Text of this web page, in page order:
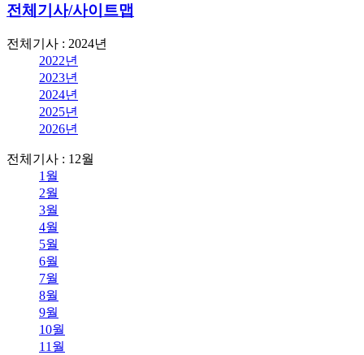
전체기사/사이트맵
전체기사 : 2024년
2022년
2023년
2024년
2025년
2026년
전체기사 : 12월
1월
2월
3월
4월
5월
6월
7월
8월
9월
10월
11월